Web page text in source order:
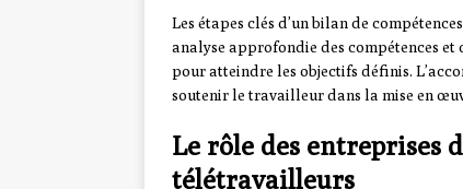
Les étapes clés d’un bilan de
analyse approfondie des compétences
pour atteindre les objectifs définis.
soutenir le travailleur dans la mise en
Le rôle des entreprises
télétravailleurs